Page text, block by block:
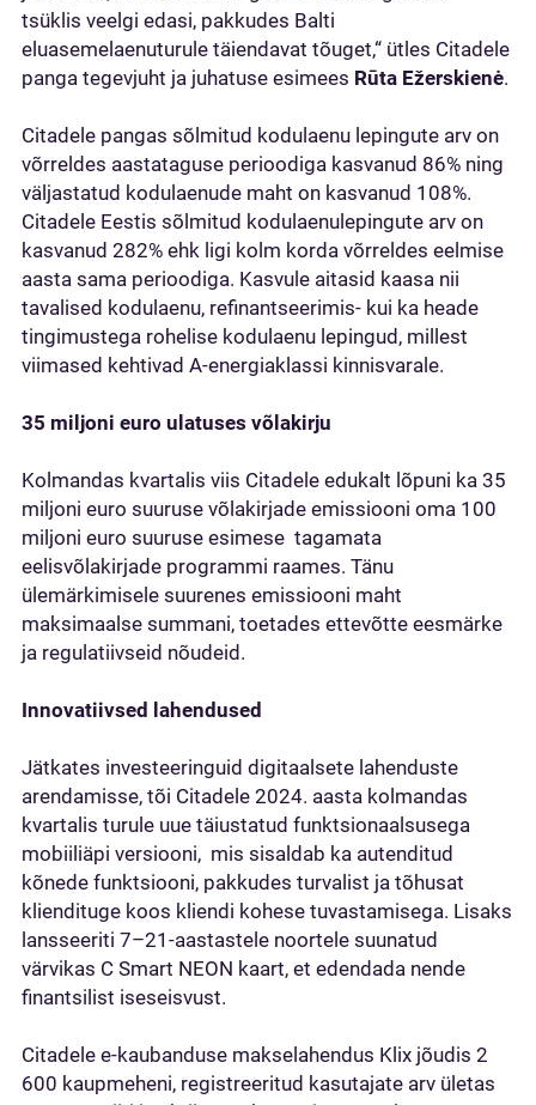
tsüklis veelgi edasi, pakkudes Balti
eluasemelaenuturule täiendavat tõuget,“ ütles Citadele
panga tegevjuht ja juhatuse esimees Rūta Ežerskienė.
Citadele pangas sõlmitud kodulaenu lepingute arv on
võrreldes aastataguse perioodiga kasvanud 86% ning
väljastatud kodulaenude maht on kasvanud 108%.
Citadele Eestis sõlmitud kodulaenulepingute arv on
kasvanud 282% ehk ligi kolm korda võrreldes eelmise
aasta sama perioodiga. Kasvule aitasid kaasa nii
tavalised kodulaenu, refinantseerimis- kui ka heade
tingimustega rohelise kodulaenu lepingud, millest
viimased kehtivad A-energiaklassi kinnisvarale.
35 miljoni euro ulatuses võlakirju
Kolmandas kvartalis viis Citadele edukalt lõpuni ka 35
miljoni euro suuruse võlakirjade emissiooni oma 100
miljoni euro suuruse esimese tagamata
eelisvõlakirjade programmi raames. Tänu
ülemärkimisele suurenes emissiooni maht
maksimaalse summani, toetades ettevõtte eesmärke
ja regulatiivseid nõudeid.
Innovatiivsed lahendused
Jätkates investeeringuid digitaalsete lahenduste
arendamisse, tõi Citadele 2024. aasta kolmandas
kvartalis turule uue täiustatud funktsionaalsusega
mobiiliäpi versiooni, mis sisaldab ka autenditud
kõnede funktsiooni, pakkudes turvalist ja tõhusat
kliendituge koos kliendi kohese tuvastamisega. Lisaks
lansseeriti 7–21-aastastele noortele suunatud
värvikas C Smart NEON kaart, et edendada nende
finantsilist iseseisvust.
Citadele e-kaubanduse makselahendus Klix jõudis 2
600 kaupmeheni, registreeritud kasutajate arv ületas